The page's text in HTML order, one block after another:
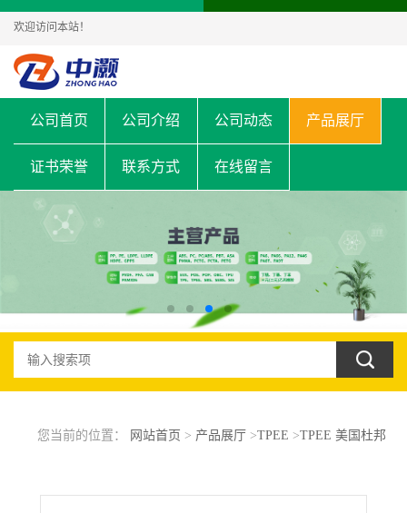
欢迎访问本站！
公司首页 公司介绍 公司动态 产品展厅
证书荣誉 联系方式 在线留言
您当前的位置： 网站首页 > 产品展厅>TPEE >TPEE 美国杜邦